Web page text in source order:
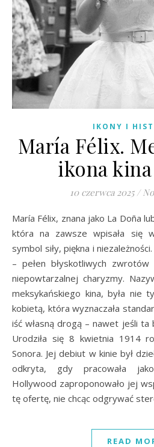
IKONY I
María Félix.
ikona
10 czerwca 2025 /
María Félix, znana jako La Doña lub María Bonita, to postać,
która na zawsze wpisała się
symbol siły, piękna i
– pełen błyskotliwych
niepowtarzalnej charyzmy.
meksykańskiego kina, była nie
kobietą, która wyznaczała
iść własną drogą – nawet jeśli ta
Urodziła się 8 kwietnia 1914
Sonora. Jej debiut w kinie był
odkryta, gdy pracowała
Hollywood zaproponowało jej
tę ofertę, nie chcąc odgrywać
READ